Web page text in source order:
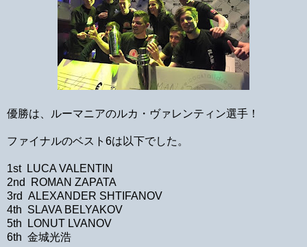
優勝は、ルーマニアのルカ・ヴァレンティン選手！
ファイナルのベスト6は以下でした。
1st LUCA VALENTIN
2nd ROMAN ZAPATA
3rd ALEXANDER SHTIFANOV
4th SLAVA BELYAKOV
5th LONUT LVANOV
6th 金城光浩